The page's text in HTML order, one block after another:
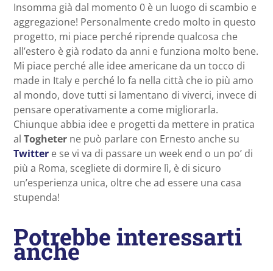
Insomma già dal momento 0 è un luogo di scambio e
aggregazione! Personalmente credo molto in questo
progetto, mi piace perché riprende qualcosa che
all’estero è già rodato da anni e funziona molto bene.
Mi piace perché alle idee americane da un tocco di
made in Italy e perché lo fa nella città che io più amo
al mondo, dove tutti si lamentano di viverci, invece di
pensare operativamente a come migliorarla.
Chiunque abbia idee e progetti da mettere in pratica
al Togheter ne può parlare con Ernesto anche su
Twitter e se vi va di passare un week end o un po’ di
più a Roma, scegliete di dormire lì, è di sicuro
un’esperienza unica, oltre che ad essere una casa
stupenda!
Potrebbe interessarti
anche